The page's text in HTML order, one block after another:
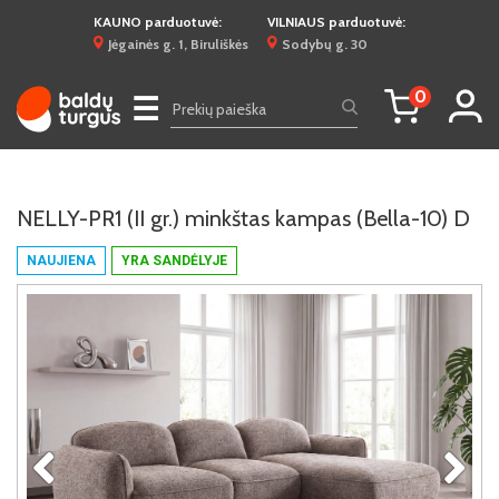
KAUNO parduotuvė:
Jėgainės g. 1, Biruliškės
VILNIAUS parduotuvė:
Sodybų g. 30
☰ 0
NAUJIENA YRA SANDĖLYJE
NELLY-PR1 (II gr.) minkštas kampas (Bella-10) D